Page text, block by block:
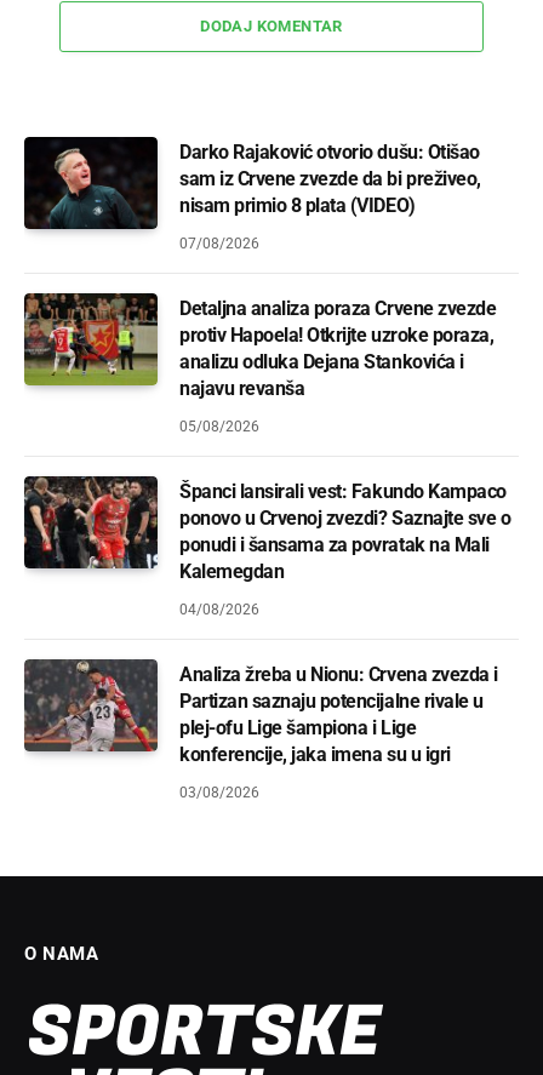
DODAJ KOMENTAR
Darko Rajaković otvorio dušu: Otišao
sam iz Crvene zvezde da bi preživeo,
nisam primio 8 plata (VIDEO)
07/08/2026
Detaljna analiza poraza Crvene zvezde
protiv Hapoela! Otkrijte uzroke poraza,
analizu odluka Dejana Stankovića i
najavu revanša
05/08/2026
Španci lansirali vest: Fakundo Kampaco
ponovo u Crvenoj zvezdi? Saznajte sve o
ponudi i šansama za povratak na Mali
Kalemegdan
04/08/2026
Analiza žreba u Nionu: Crvena zvezda i
Partizan saznaju potencijalne rivale u
plej-ofu Lige šampiona i Lige
konferencije, jaka imena su u igri
03/08/2026
O NAMA